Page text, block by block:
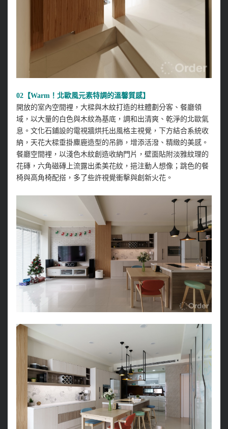
02【Warm！北歐風元素特調的溫馨質感】
開放的室內空間裡，大樑與木紋打造的柱體劃分客、餐廳領
域，以大量的白色與木紋為基底，調和出清爽、乾淨的北歐氣
息。文化石鋪設的電視牆烘托出風格主視覺，下方結合系統收
納，天花大樑垂掛麋鹿造型的吊飾，增添活潑、精緻的美感。
餐廳空間裡，以淺色木紋創造收納門片，壁面貼附淡雅紋理的
花磚，六角磁磚上流露出柔美花紋，挹注動人想像；跳色的餐
椅與高角椅配搭，多了些許視覺衝擊與創新火花。